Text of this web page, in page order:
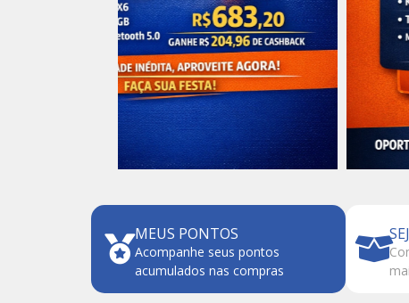
MEUS PONTOS
Acompanhe seus pontos
acumulados nas compras